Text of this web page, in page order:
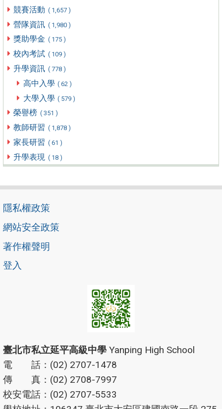
競賽活動 ( 1,657 )
營隊資訊 ( 1,980 )
獎助學金 ( 175 )
校內考試 ( 109 )
升學資訊 ( 778 )
高中入學 ( 62 )
大學入學 ( 579 )
榮譽榜 ( 351 )
教師研習 ( 1,878 )
家長研習 ( 61 )
升學表現 ( 18 )
隱私權政策
網站安全政策
著作權聲明
登入
臺北市私立延平高級中學 Yanping High School
電 話：(02) 2707-1478
傳 真：(02) 2708-7997
校安電話：(02) 2707-5533